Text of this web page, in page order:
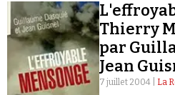
Thierry
par
Jean
7 juillet 2004 | La